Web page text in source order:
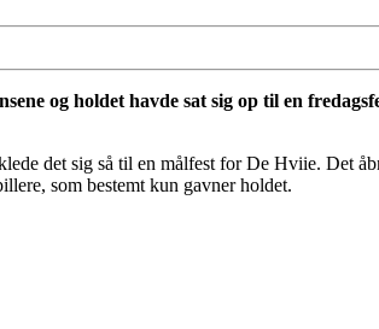
og holdet havde sat sig op til en
det sig så til en målfest for De Hviie. Det
som bestemt kun gavner holdet.